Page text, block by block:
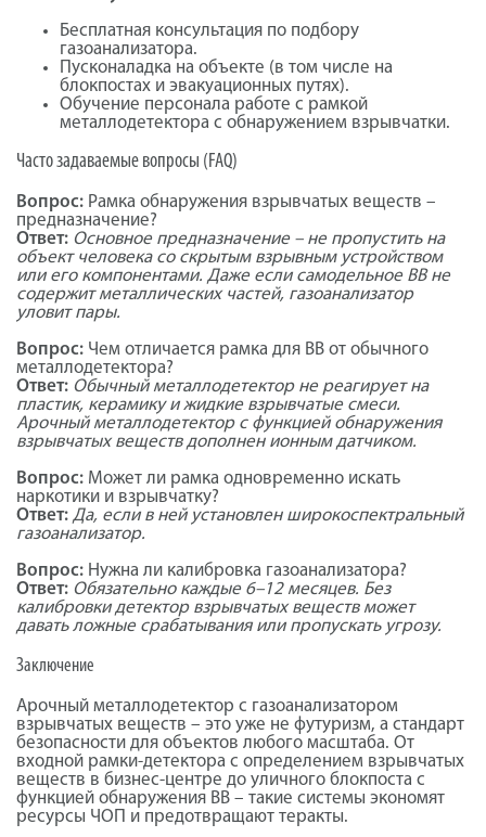
Бесплатная консультация по подбору
газоанализатора.
Пусконаладка на объекте (в том числе на
блокпостах и эвакуационных путях).
Обучение персонала работе с рамкой
металлодетектора с обнаружением взрывчатки.
Часто задаваемые вопросы (FAQ)
Вопрос: Рамка обнаружения взрывчатых веществ –
предназначение?
Ответ: Основное предназначение – не пропустить на
объект человека со скрытым взрывным устройством
или его компонентами. Даже если самодельное ВВ не
содержит металлических частей, газоанализатор
уловит пары.
Вопрос: Чем отличается рамка для ВВ от обычного
металлодетектора?
Ответ: Обычный металлодетектор не реагирует на
пластик, керамику и жидкие взрывчатые смеси.
Арочный металлодетектор с функцией обнаружения
взрывчатых веществ дополнен ионным датчиком.
Вопрос: Может ли рамка одновременно искать
наркотики и взрывчатку?
Ответ: Да, если в ней установлен широкоспектральный
газоанализатор.
Вопрос: Нужна ли калибровка газоанализатора?
Ответ: Обязательно каждые 6–12 месяцев. Без
калибровки детектор взрывчатых веществ может
давать ложные срабатывания или пропускать угрозу.
Заключение
Арочный металлодетектор с газоанализатором
взрывчатых веществ – это уже не футуризм, а стандарт
безопасности для объектов любого масштаба. От
входной рамки-детектора с определением взрывчатых
веществ в бизнес-центре до уличного блокпоста с
функцией обнаружения ВВ – такие системы экономят
ресурсы ЧОП и предотвращают теракты.